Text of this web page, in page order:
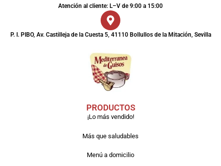
Atención al cliente: L–V de 9:00 a 15:00
P. I. PIBO, Av. Castilleja de la Cuesta 5, 41110 Bollullos de la Mitación, Sevilla
PRODUCTOS
¡Lo más vendido!
Más que saludables
Menú a domicilio